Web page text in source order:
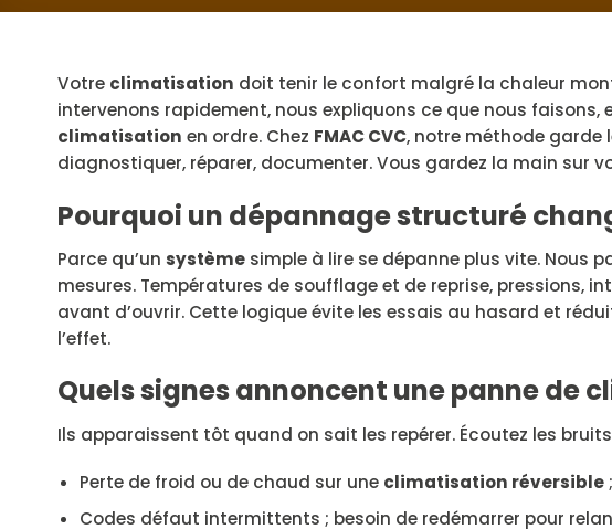
Votre climatisation doit tenir le confort malgré la chaleur
intervenons rapidement, nous expliquons ce que nous faisons,
climatisation en ordre. Chez FMAC CVC, notre méthode garde
diagnostiquer, réparer, documenter. Vous gardez la main sur
Pourquoi un dépannage structuré
Parce qu’un système simple à lire se dépanne plus vite. Nous
mesures. Températures de soufflage et de reprise, pressions,
avant d’ouvrir. Cette logique évite les essais au hasard et
l’effet.
Quels signes annoncent une panne de
Ils apparaissent tôt quand on sait les repérer. Écoutez les
Perte de froid ou de chaud sur une climatisation réversible
Codes défaut intermittents ; besoin de redémarrer pour